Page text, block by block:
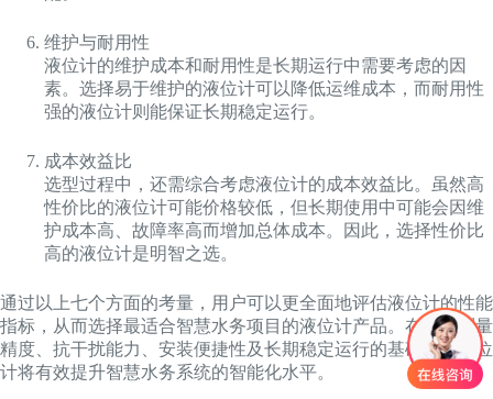
维护与耐用性
液位计的维护成本和耐用性是长期运行中需要考虑的因
素。选择易于维护的液位计可以降低运维成本，而耐用性
强的液位计则能保证长期稳定运行。
成本效益比
选型过程中，还需综合考虑液位计的成本效益比。虽然高
性价比的液位计可能价格较低，但长期使用中可能会因维
护成本高、故障率高而增加总体成本。因此，选择性价比
高的液位计是明智之选。
通过以上七个方面的考量，用户可以更全面地评估液位计的性能
指标，从而选择最适合智慧水务项目的液位计产品。在确保测量
精度、抗干扰能力、安装便捷性及长期稳定运行的基础上，液位
计将有效提升智慧水务系统的智能化水平。